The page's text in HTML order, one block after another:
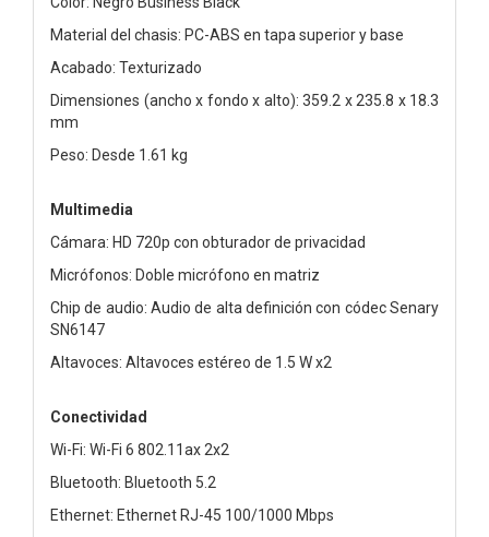
Material del chasis: PC-ABS en tapa superior y base
Acabado: Texturizado
Dimensiones (ancho x fondo x alto): 359.2 x 235.8 x 18.3
mm
Peso: Desde 1.61 kg
Multimedia
Cámara: HD 720p con obturador de privacidad
Micrófonos: Doble micrófono en matriz
Chip de audio: Audio de alta definición con códec Senary
SN6147
Altavoces: Altavoces estéreo de 1.5 W x2
Conectividad
Wi-Fi: Wi-Fi 6 802.11ax 2x2
Bluetooth: Bluetooth 5.2
Ethernet: Ethernet RJ-45 100/1000 Mbps